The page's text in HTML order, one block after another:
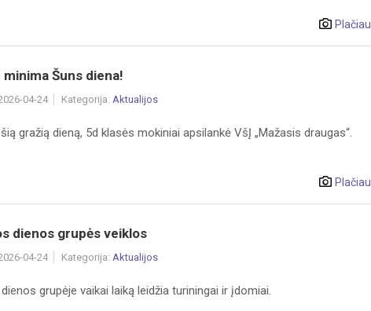
Plačiau
minima Šuns diena!
04-24 Kategorija: Aktualijos
gražią dieną, 5d klasės mokiniai apsilankė VšĮ „Mažasis draugas“.
Plačiau
dienos grupės veiklos
04-24 Kategorija: Aktualijos
grupėje vaikai laiką leidžia turiningai ir įdomiai.